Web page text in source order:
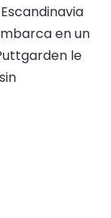
en un
le